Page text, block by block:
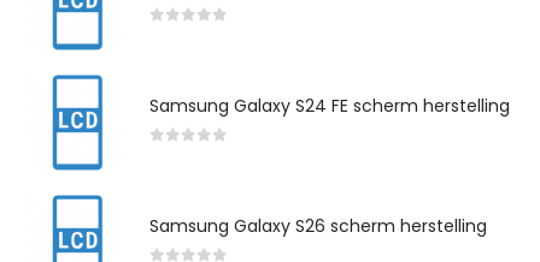
Samsung Galaxy S24 FE scherm herstelling
Samsung Galaxy S26 scherm herstelling